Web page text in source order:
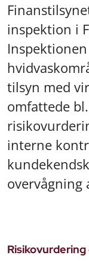
inspektion i
tilsyn med
omfattede
interne
overvågning